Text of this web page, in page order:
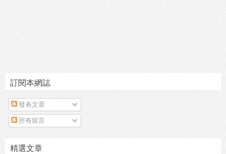
訂閱本網誌
發表文章
所有留言
精選文章